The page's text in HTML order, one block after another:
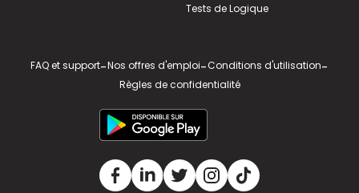
Tests de Logique
FAQ et support-Nos offres d'emploi-Conditions d'utilisation-
Règles de confidentialité